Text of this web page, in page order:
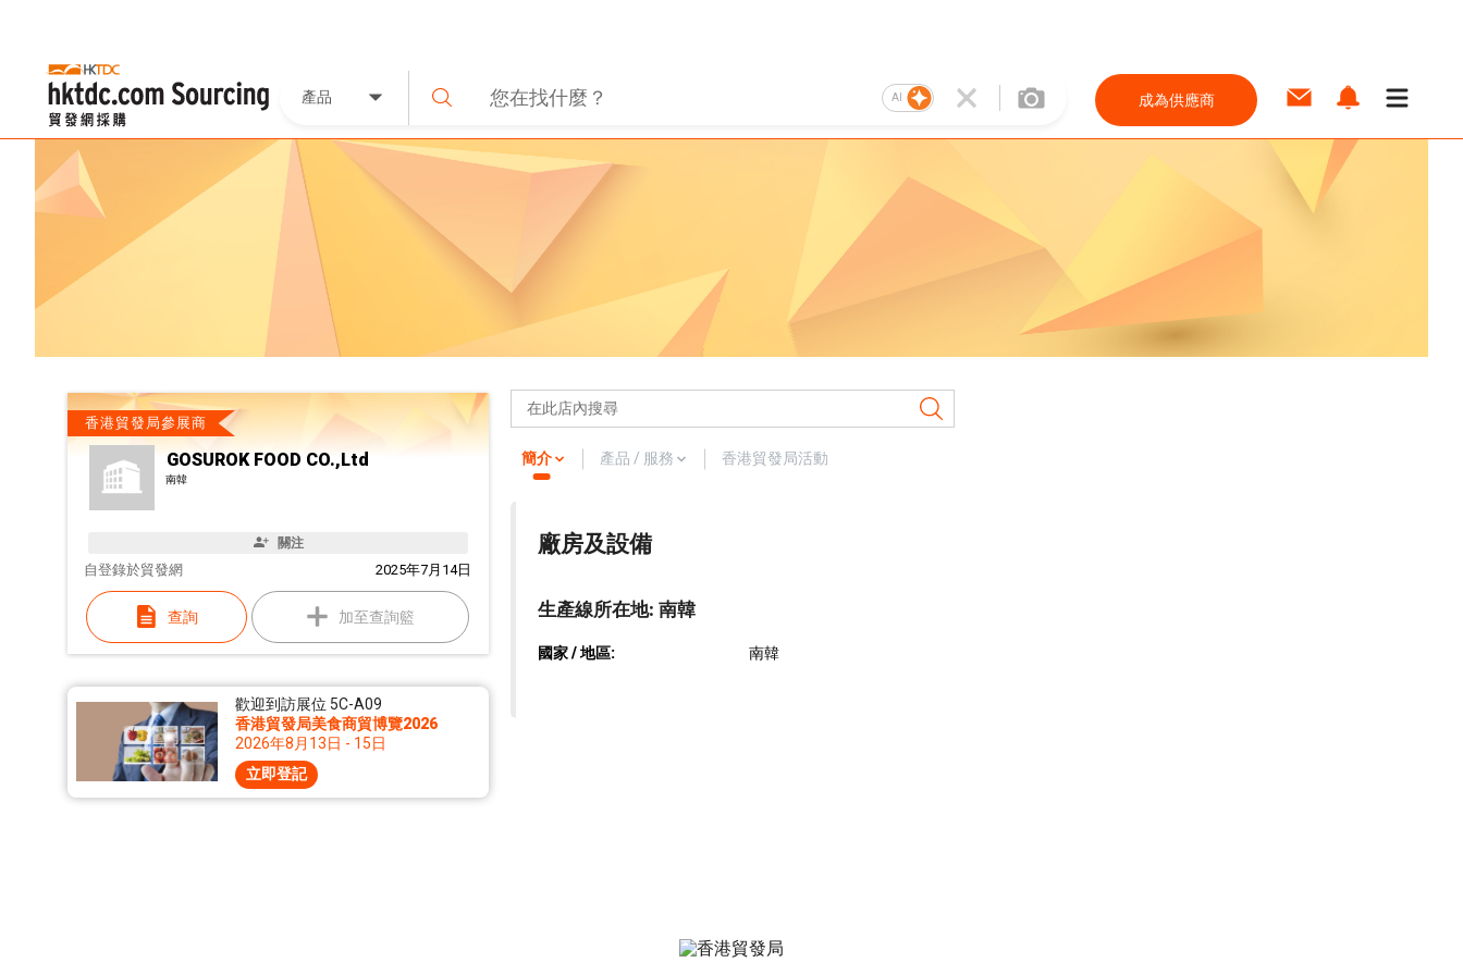
產品 AI 成為供應商
香港貿發局參展商
GOSUROK FOOD CO.,Ltd
南韓
關注
自 2025年7月14日
登錄於貿發網
查詢 加至查詢籃
歡迎到訪展位 5C-A09
香港貿發局美食商貿博覽2026
2026年8月13日 - 15日
立即登記
簡介 產品 / 服務 香港貿發局活動
廠房及設備
生產線所在地: 南韓
國家 / 地區: 南韓